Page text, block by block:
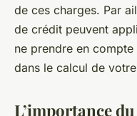
de ces charges. Par
de crédit peuvent
ne prendre en compte
dans le calcul de
L’importance